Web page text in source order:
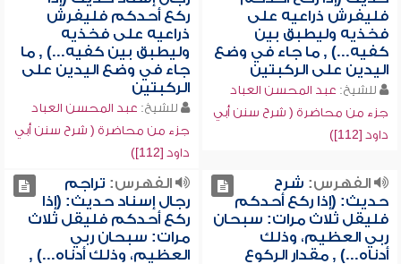
فليفرش ذراعيه على
فخذيه وليطبق بين
كفيه...) , ما جاء في وضع
اليدين على الركبتين
للشيخ: عبد المحسن العباد
جزء من محاضرة ( شرح سنن أبي
داود [112])
ركع أحدكم فليفرش
ذراعيه على فخذيه
وليطبق بين كفيه...) , ما
جاء في وضع اليدين على
الركبتين
للشيخ: عبد المحسن العباد
جزء من محاضرة ( شرح سنن أبي
داود [112])
الفهرس: شرح
حديث: (إذا ركع أحدكم
فليقل ثلاث مرات: سبحان
ربي العظيم، وذلك
أدناه...) , مقدار الركوع
الفهرس: تراجم
رجال إسناد حديث: (إذا
ركع أحدكم فليقل ثلاث
مرات: سبحان ربي
العظيم، وذلك أدناه...) ,